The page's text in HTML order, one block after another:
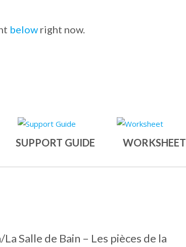
below right now.
SUPPORT GUIDE WORKSHEET
Salle de Bain – Les pièces de la